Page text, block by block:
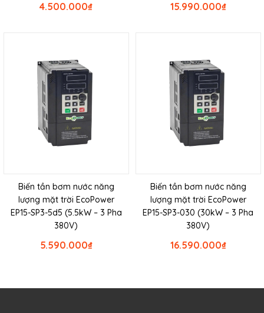
₫
4.500.000 ₫
15.990.000
Biến tần bơm nước năng
lượng mặt trời EcoPower
EP15-SP3-5d5 (5.5kW – 3 Pha
380V)
₫
5.590.000
Biến tần bơm nước năng
lượng mặt trời EcoPower
EP15-SP3-030 (30kW – 3 Pha
380V)
₫
16.590.000